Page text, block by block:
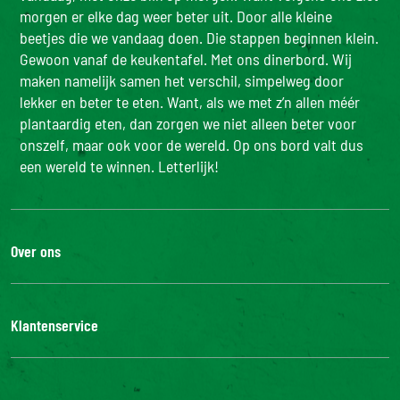
- w.v. suikers (g)
0,3 g
Voedingsvezels (g)
8,3 g
Eiwitten (g)
8,9 g
Zout (g)
0,18 g
morgen er elke dag weer beter uit. Door alle kleine
beetjes die we vandaag doen. Die stappen beginnen klein.
Gewoon vanaf de keukentafel. Met ons dinerbord. Wij
maken namelijk samen het verschil, simpelweg door
lekker en beter te eten. Want, als we met z’n allen méér
plantaardig eten, dan zorgen we niet alleen beter voor
onszelf, maar ook voor de wereld. Op ons bord valt dus
een wereld te winnen. Letterlijk!
Over ons
De Bonduelle groep
Bonduelle Food Service
Klantenservice
Neem contact met ons op
Veelgestelde vragen